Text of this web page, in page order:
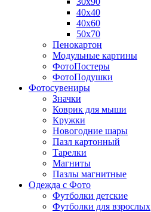
40х40
40х60
50х70
Пенокартон
Модульные картины
ФотоПостеры
ФотоПодушки
Фотоcувениры
Значки
Коврик для мыши
Кружки
Новогодние шары
Пазл картонный
Тарелки
Магниты
Пазлы магнитные
Одежда с Фото
Футболки детские
Футболки для взрослых